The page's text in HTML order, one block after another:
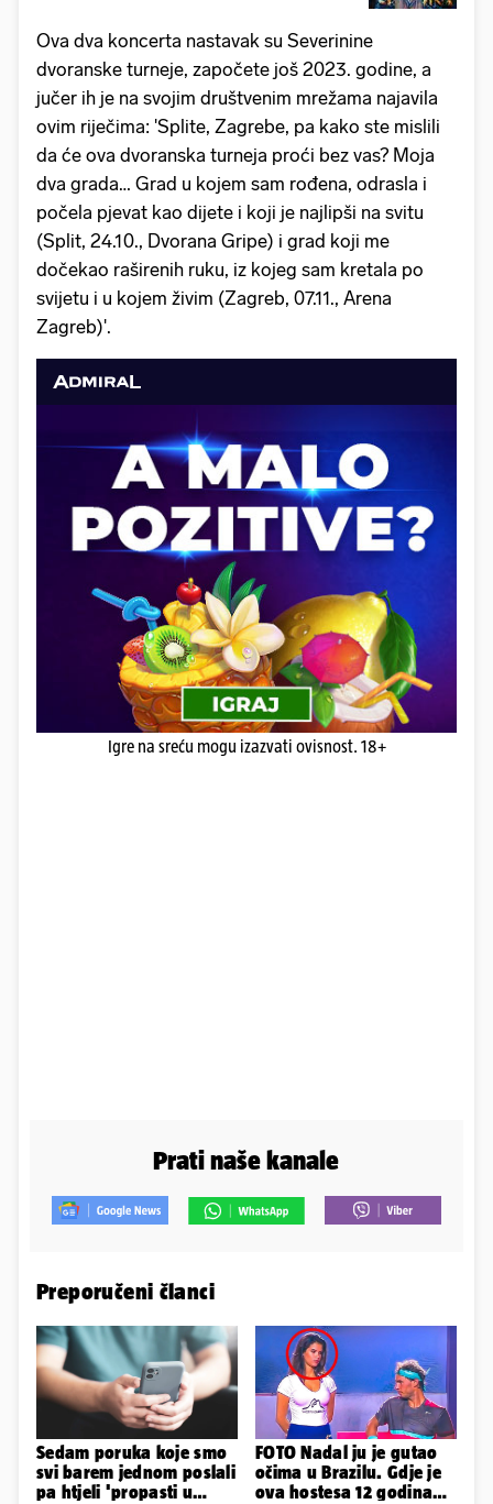
Ova dva koncerta nastavak su Severinine
dvoranske turneje, započete još 2023. godine, a
jučer ih je na svojim društvenim mrežama najavila
ovim riječima: 'Splite, Zagrebe, pa kako ste mislili
da će ova dvoranska turneja proći bez vas? Moja
dva grada… Grad u kojem sam rođena, odrasla i
počela pjevat kao dijete i koji je najlipši na svitu
(Split, 24.10., Dvorana Gripe) i grad koji me
dočekao raširenih ruku, iz kojeg sam kretala po
svijetu i u kojem živim (Zagreb, 07.11., Arena
Zagreb)'.
Igre na sreću mogu izazvati ovisnost. 18+
Prati naše kanale
Preporučeni članci
Sedam poruka koje smo
svi barem jednom poslali
pa htjeli 'propasti u
FOTO Nadal ju je gutao
očima u Brazilu. Gdje je
ova hostesa 12 godina